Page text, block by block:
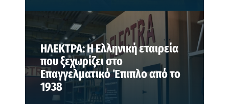
ΗΛΕΚΤΡΑ: Η Ελληνική εταιρεία
που ξεχωρίζει στο
Επαγγελματικό Έπιπλο από το
1938